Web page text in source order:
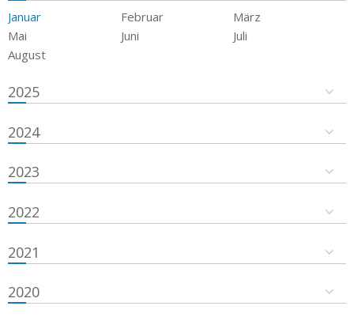
Januar Februar
März
Mai
Juni
Juli
August
2025
2024
2023
2022
2021
2020